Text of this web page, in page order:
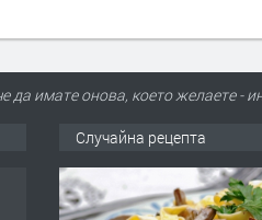
да имате онова, което желаете
Случайна рецепта